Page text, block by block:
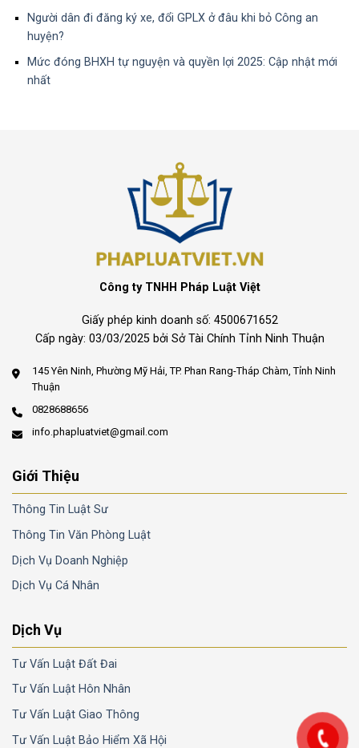
Người dân đi đăng ký xe, đổi GPLX ở đâu khi bỏ Công an
huyện?
Mức đóng BHXH tự nguyện và quyền lợi 2025: Cập nhật mới
nhất
Công ty TNHH Pháp Luật Việt
Giấy phép kinh doanh số: 4500671652
Cấp ngày: 03/03/2025 bởi Sở Tài Chính Tỉnh Ninh Thuận
145 Yên Ninh, Phường Mỹ Hải, TP. Phan Rang-Tháp Chàm, Tỉnh Ninh
Thuận
0828688656
info.phapluatviet@gmail.com
Giới Thiệu
Thông Tin Luật Sư
Thông Tin Văn Phòng Luật
Dịch Vụ Doanh Nghiệp
Dịch Vụ Cá Nhân
Dịch Vụ
Tư Vấn Luật Đất Đai
Tư Vấn Luật Hôn Nhân
Tư Vấn Luật Giao Thông
Tư Vấn Luật Bảo Hiểm Xã Hội